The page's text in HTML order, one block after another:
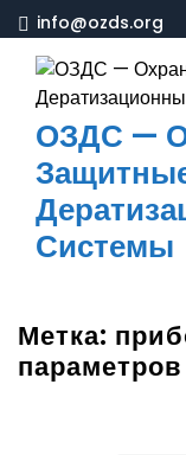
Перейти
к
содержимому
info@ozds.org
ОЗДС —
Системы
Метка:
параметров